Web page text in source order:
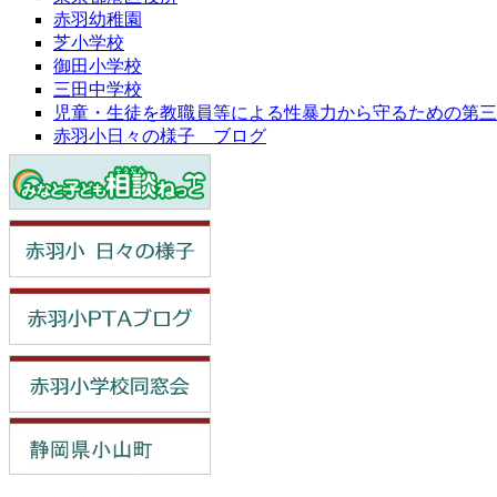
赤羽幼稚園
芝小学校
御田小学校
三田中学校
児童・生徒を教職員等による性暴力から守るための第
赤羽小日々の様子 ブログ